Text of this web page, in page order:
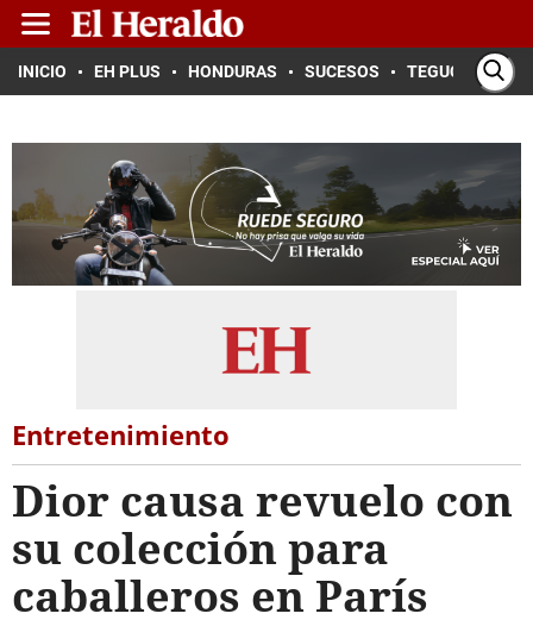
INICIO EH PLUS HONDURAS SUCESOS TEGUCIGALPA
Entretenimiento
Dior causa revuelo con
su colección para
caballeros en París